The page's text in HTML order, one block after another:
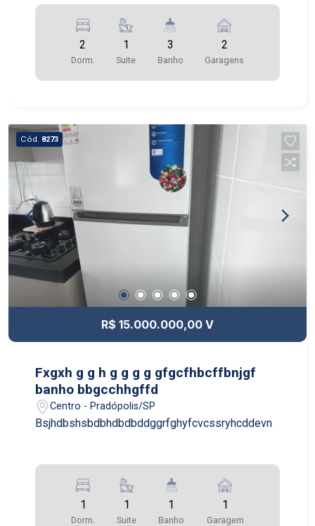
2
Dorm.
1
Suite
3
Banho
2
Garagens
Cód. 8273
R$ 15.000.000,00 V
Fxgxh g g h g g g g gfgcfhbcffbnjgf
banho bbgcchhgffd
Centro - Pradópolis/SP
Bsjhdbshsbdbhdbdbddggrfghyfcvcssryhcddevn
1
Dorm.
1
Suite
1
Banho
1
Garagem